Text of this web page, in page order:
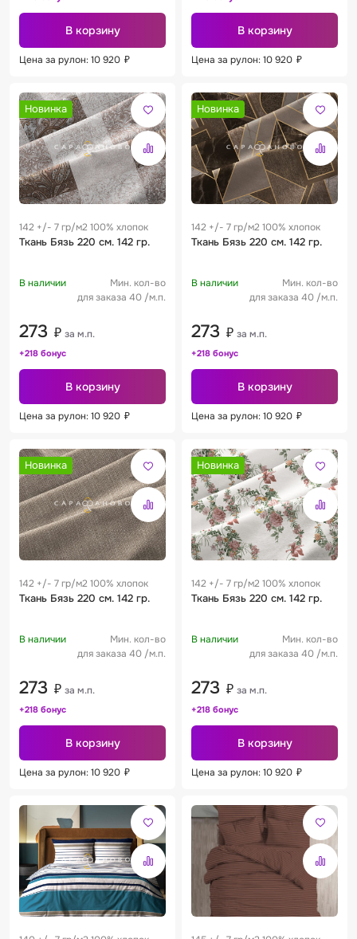
В корзину
Цена за рулон: 10 920 ₽
В корзину
Цена за рулон: 10 920 ₽
Новинка
142 +/- 7 гр/м2 100% хлопок
Ткань Бязь 220 см. 142 гр.
В наличии
Мин. кол-во
для заказа 40 /м.п.
273 ₽ за м.п.
+218 бонус
В корзину
Цена за рулон: 10 920 ₽
Новинка
142 +/- 7 гр/м2 100% хлопок
Ткань Бязь 220 см. 142 гр.
В наличии
Мин. кол-во
для заказа 40 /м.п.
273 ₽ за м.п.
+218 бонус
В корзину
Цена за рулон: 10 920 ₽
Новинка
142 +/- 7 гр/м2 100% хлопок
Ткань Бязь 220 см. 142 гр.
В наличии
Мин. кол-во
для заказа 40 /м.п.
273 ₽ за м.п.
+218 бонус
В корзину
Цена за рулон: 10 920 ₽
Новинка
142 +/- 7 гр/м2 100% хлопок
Ткань Бязь 220 см. 142 гр.
В наличии
Мин. кол-во
для заказа 40 /м.п.
273 ₽ за м.п.
+218 бонус
В корзину
Цена за рулон: 10 920 ₽